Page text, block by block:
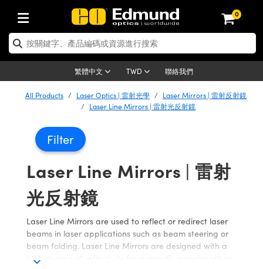
0
繁體中文 TWD 聯絡我們
| 光學產品
| 反射鏡
| 光學濾光片
Optics | 偏振光學元件
| 分光鏡
| 繞射光柵
Optics | 雷射光學
| 雷射透鏡
| 雷射濾光片
| 超快光學
Assemblies | 雷射光學元件組
Shaping | 雷射光束整形
| 光機組件
System | 光學籠式系統
| 臺式系統
and Breadboards | 光學平臺
| 電動平臺
and Slides | 平臺和滑塊
| 光圈類
| 顯微鏡
| Mitutoyo 物鏡
| Nikon 物鏡
| ZEISS 物鏡
Upright Microscopes
Objectives
Objectives | 有限共軛物鏡
| 雷射
and Electronics | 雷射
| 雷射光學
| 雷射用光機模組
| 雷射配件
| 實驗室和生產線
Lenses | 成像鏡頭
Lenses | 定焦鏡頭
| 遠心鏡頭
Magnification Lenses
Lenses for Harsh Environments
and Advanced
| 相機
Cameras | Gigabit乙太網相
| FLIR 相機
Cameras | Teledyne Dalsa
Microscopy Cameras
Cameras | Allied Vision 相機
| Basler 相機
and Illumination | 照明
Lighting | 機器視覺光源
Lighting |顯微鏡照明
| 雷射光源
Sources | 其他光源
Accessories | 光源配件
Targets | 測試板
Targets | 解析度測試板
Targets | 畸變測試版
Level Test Targets | 色卡測試板
and Detection | 測試與監測
| 光學度量
Solutions | 機器視覺方案
and Electronics | 雷射
放大器
| 光度計
| 光譜儀
and Production | 實驗室和生產
| 清潔用品
Handling Tools | 零件夾持用品
| 通用工具
| 光學膠
| 暗室器材
Accessories | UV固化設備
應用選購
| 光譜儀
Imaging
Imaging
Microscopy
By Brand
Products | 新品專區
Lenses
and Detection
| 清倉品
| 清倉光學產品
| 清倉顯微鏡
Lenses | 清倉成像鏡頭
| 清倉相機
| 清倉照明
Products | 重新認證產
| 重新認證光學產品
| 重新認證光機
| 重新認證雷射
| 重新認證顯微鏡
Lenses | 重新認證成像鏡
| 重新認證相機
| 重新認證照明
All Products Laser Optics | 雷射光學
Laser Mirrors | 雷射反射鏡
Laser Line Mirrors | 雷射光反射鏡
Filter
Laser Line Mirrors | 雷射
光反射鏡
Laser Line Mirrors are used to reflect or redirect laser
beams in laser applications such as beam steering or
beam folding. Laser Line Mirrors are designed with a
high degree of reflectivity for a specific wavelength or